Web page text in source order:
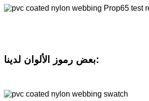
بعض رموز الألوان لدينا: